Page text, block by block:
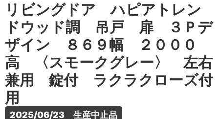
リビングドア ハピアトレン
ドウッド調 吊戸 扉 ３Ｐデ
ザイン ８６９幅 ２０００
高 〈スモークグレー〉 左右
兼用 錠付 ラクラクローズ付
用
2025/06/23　生産中止品